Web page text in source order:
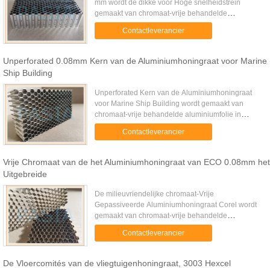
mm wordt de dikke voor Hoge snelheidstrein
gemaakt van chromaat-vrije behandelde
aluminiumfolie van 0,076 mm dik in entrepot door
kleefstof voor speciale doeleinden...
Contactleverancier
Unperforated 0.08mm Kern van de Aluminiumhoningraat voor Marine
Ship Building
Unperforated Kern van de Aluminiumhoningraat
voor Marine Ship Building wordt gemaakt van
chromaat-vrije behandelde aluminiumfolie in
entrepot door kleefstof voor speciale doeleinden.
De prestaties van de kern ...
Contactleverancier
Vrije Chromaat van de het Aluminiumhoningraat van ECO 0.08mm het
Uitgebreide
De milieuvriendelijke chromaat-Vrije
Gepassiveerde Aluminiumhoningraat Corel wordt
gemaakt van chromaat-vrije behandelde
aluminiumfolie in entrepot door kleefstof voor
speciale doeleinden. De prestaties van de ...
Contactleverancier
De Vloercomités van de vliegtuigenhoningraat, 3003 Hexcel